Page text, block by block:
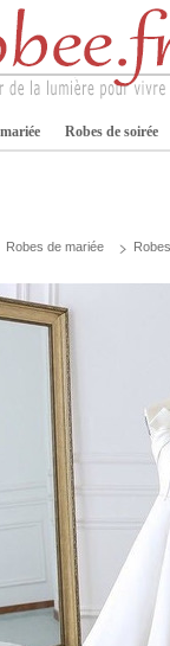
Robes de soirée
Robes de mariée